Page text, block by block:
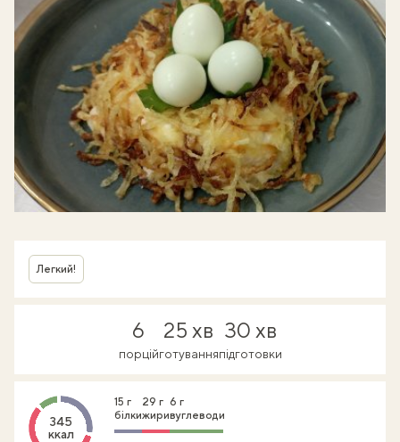
Легкий!
6
порцій
25 хв
готування
30 хв
підготовки
345
ккал
15 г
білки
29 г
жири
6 г
вуглеводи